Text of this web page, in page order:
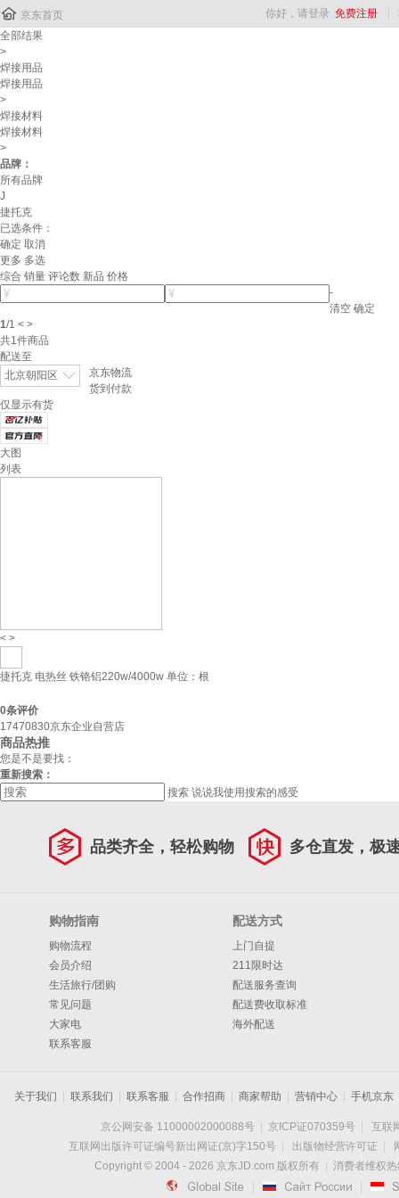
 京东首页 你好，请登录 免费注册
全部结果
>
焊接用品
焊接用品
>
焊接材料
焊接材料
>
品牌：
所有品牌
J
捷托克
已选条件：
确定 取消
更多 多选
综合 销量 评论数 新品 价格
-
清空 确定
1/1 < >
共1件商品
配送至
北京朝阳区
京东物流
货到付款
仅显示有货
大图
列表
< >
捷托克 电热丝 铁铬铝220w/4000w 单位：根
0条评价
17470830京东企业自营店
商品热推
您是不是要找：
重新搜索：
搜索 说说我使用搜索的感受
品类齐全，轻松购物 多仓直发，极
购物指南
购物流程
会员介绍
生活旅行/团购
常见问题
大家电
联系客服
配送方式
上门自提
211限时达
配送服务查询
配送费收取标准
海外配送
关于我们 联系我们 联系客服 合作招商 商家帮助 营销中心 手机京东
京公网安备 11000002000088号 京ICP证070359号
互联
互联网出版许可证编号新出网证(京)字150号
出版物经营许可证
Copyright © 2004 - 2026 京东JD.com 版权所有 消费者维权
 